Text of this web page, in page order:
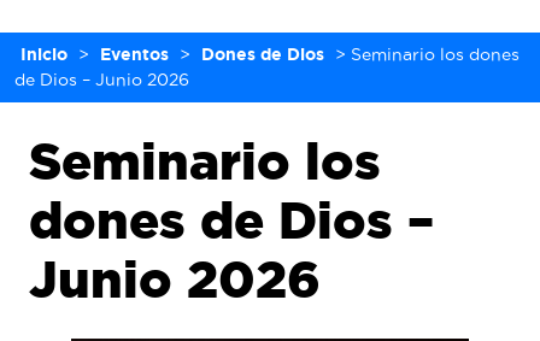
Inicio > Eventos > Dones de Dios > Seminario los dones
de Dios – Junio 2026
Seminario los
dones de Dios –
Junio 2026